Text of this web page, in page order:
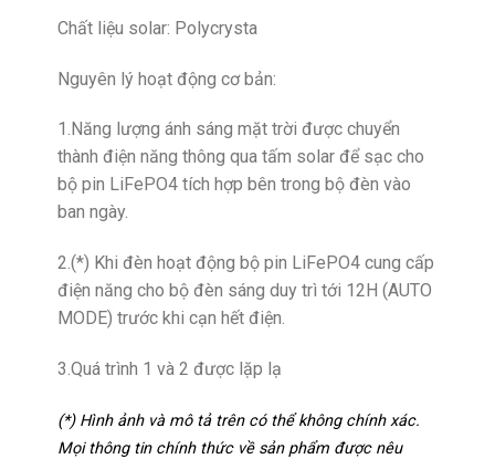
Chất liệu solar: Polycrysta
Nguyên lý hoạt động cơ bản:
1.Năng lượng ánh sáng mặt trời được chuyển
thành điện năng thông qua tấm solar để sạc cho
bộ pin LiFePO4 tích hợp bên trong bộ đèn vào
ban ngày.
2.(*) Khi đèn hoạt động bộ pin LiFePO4 cung cấp
điện năng cho bộ đèn sáng duy trì tới 12H (AUTO
MODE) trước khi cạn hết điện.
3.Quá trình 1 và 2 được lặp lạ
(*) Hình ảnh và mô tả trên có thể không chính xác.
Mọi thông tin chính thức về sản phẩm được nêu